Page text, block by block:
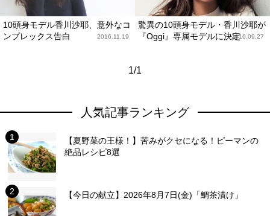
10頭身モデル香川沙耶、意外なコ
ンプレックス告白
2016.11.19
驚異の10頭身モデル・香川沙耶が
『Oggi』専属モデルに決定2016.09.27
1/1
人気記事ランキング
【夏野菜の王様！】苦みがクセになる！ピーマンの
絶品レシピ8選
【今日の献立】2026年8月7日(金)「鯛茶漬け」